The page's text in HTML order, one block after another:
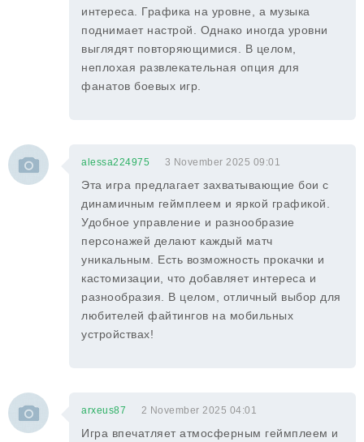
интереса. Графика на уровне, а музыка
поднимает настрой. Однако иногда уровни
выглядят повторяющимися. В целом,
неплохая развлекательная опция для
фанатов боевых игр.
alessa224975 3 November 2025 09:01
Эта игра предлагает захватывающие бои с
динамичным геймплеем и яркой графикой.
Удобное управление и разнообразие
персонажей делают каждый матч
уникальным. Есть возможность прокачки и
кастомизации, что добавляет интереса и
разнообразия. В целом, отличный выбор для
любителей файтингов на мобильных
устройствах!
arxeus87 2 November 2025 04:01
Игра впечатляет атмосферным геймплеем и